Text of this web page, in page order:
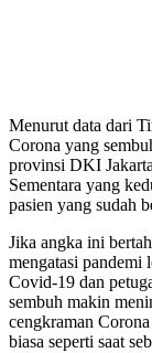
Menurut data dari
Corona yang
provinsi DKI
Sementara yang
pasien yang sudah
Jika angka ini
mengatasi pandemi
Covid-19 dan
sembuh makin
cengkraman
biasa seperti saat